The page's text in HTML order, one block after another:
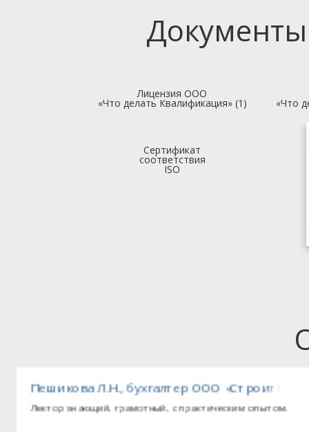
Лицензия ООО
«Что делать Квалификация» (1) «Что
Сертификат
соответствия
ISO
машины»
Пешикова Л.Н., бухгалтер ООО
Лектор знающий, грамотный, с практическим опытом.